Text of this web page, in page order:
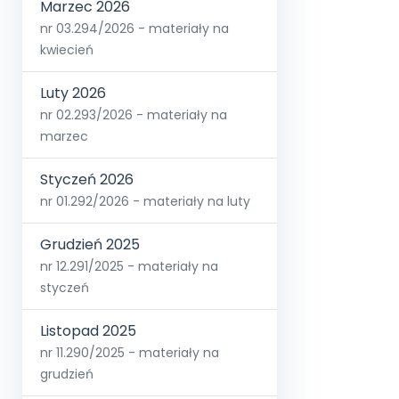
Marzec 2026
nr 03.294/2026 - materiały na
kwiecień
Luty 2026
nr 02.293/2026 - materiały na
marzec
Styczeń 2026
nr 01.292/2026 - materiały na luty
Grudzień 2025
nr 12.291/2025 - materiały na
styczeń
Listopad 2025
nr 11.290/2025 - materiały na
grudzień